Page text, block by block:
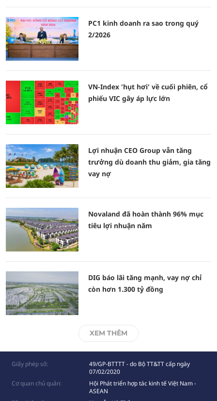
PC1 kinh doanh ra sao trong quý
2/2026
VN-Index 'hụt hơi' về cuối phiên, cổ
phiếu VIC gây áp lực lớn
Lợi nhuận CEO Group vẫn tăng
trưởng dù doanh thu giảm, gia tăng
vay nợ
Novaland đã hoàn thành 96% mục
tiêu lợi nhuận năm
DIG báo lãi tăng mạnh, vay nợ chỉ
còn hơn 1.300 tỷ đồng
XEM THÊM
Giấy phép số:
49/GP-BTTTT - do Bộ TT&TT cấp ngày
07/02/2020
Cơ quan chủ quản:
Hội Phát triển hợp tác kinh tế Việt Nam -
ASEAN